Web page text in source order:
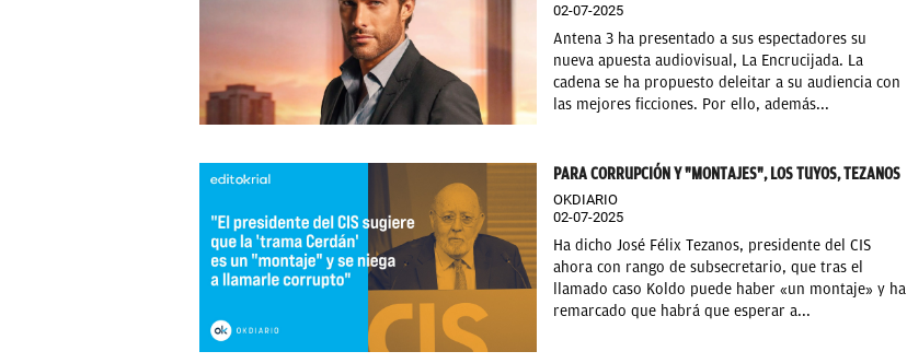
02-07-2025
Antena 3 ha presentado a sus espectadores su
nueva apuesta audiovisual, La Encrucijada. La
cadena se ha propuesto deleitar a su audiencia con
las mejores ficciones. Por ello, además...
PARA CORRUPCIÓN Y "MONTAJES", LOS TUYOS, TEZANOS
OKDIARIO
02-07-2025
Ha dicho José Félix Tezanos, presidente del CIS
ahora con rango de subsecretario, que tras el
llamado caso Koldo puede haber «un montaje» y ha
remarcado que habrá que esperar a...